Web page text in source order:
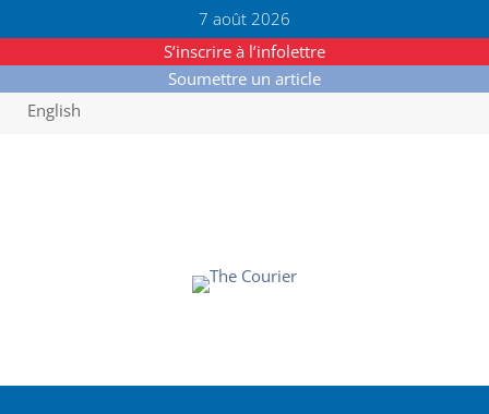
7 août 2026
S’inscrire à l’infolettre
Soumettre un article
English